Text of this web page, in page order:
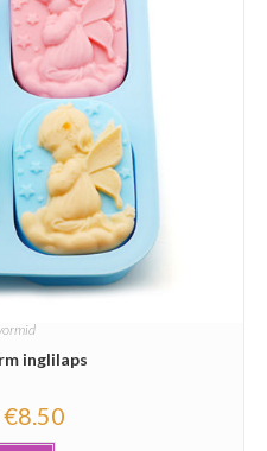
inglilaps
€8.50